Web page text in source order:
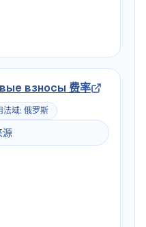
взносы 费率
法域: 俄罗斯
源